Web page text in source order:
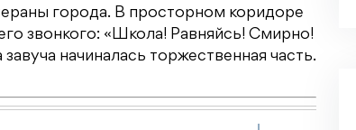
города. В просторном коридоре
звонкого: «Школа! Равняйсь! Смирно!
начиналась торжественная часть.